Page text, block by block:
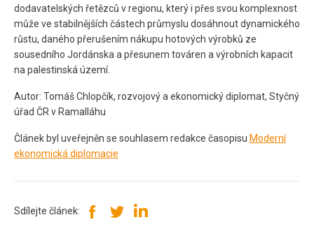
dodavatelských řetězců v regionu, který i přes svou komplexnost
může ve stabilnějších částech průmyslu dosáhnout dynamického
růstu, daného přerušením nákupu hotových výrobků ze
sousedního Jordánska a přesunem továren a výrobních kapacit
na palestinská území.
Autor: Tomáš Chlopčík, rozvojový a ekonomický diplomat, Styčný
úřad ČR v Ramalláhu
Článek byl uveřejněn se souhlasem redakce časopisu Moderní
ekonomická diplomacie
Sdílejte článek: